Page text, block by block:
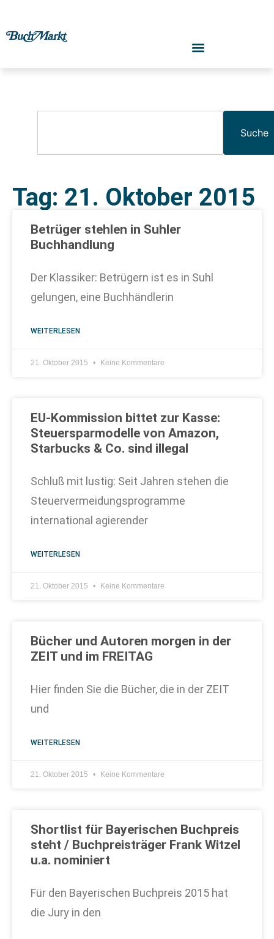
Suche
Tag: 21. Oktober 2015
Betrüger stehlen in Suhler
Buchhandlung
Der Klassiker: Betrügern ist es in Suhl
gelungen, eine Buchhändlerin
WEITERLESEN
21. Oktober 2015 Keine Kommentare
EU-Kommission bittet zur Kasse:
Steuersparmodelle von Amazon,
Starbucks & Co. sind illegal
Schluß mit lustig: Seit Jahren stehen die
Steuervermeidungsprogramme
international agierender
WEITERLESEN
21. Oktober 2015 Keine Kommentare
Bücher und Autoren morgen in der
ZEIT und im FREITAG
Hier finden Sie die Bücher, die in der ZEIT
und
WEITERLESEN
21. Oktober 2015 Keine Kommentare
Shortlist für Bayerischen Buchpreis
steht / Buchpreisträger Frank Witzel
u.a. nominiert
Für den Bayerischen Buchpreis 2015 hat
die Jury in den